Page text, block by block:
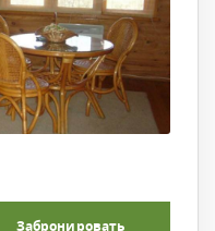
Забронировать